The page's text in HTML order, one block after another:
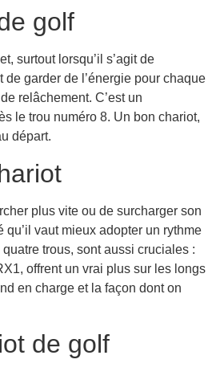
golf
surtout lorsqu’il s’agit de
garder de l’énergie pour chaque
relâchement. C’est un
le trou numéro 8. Un bon chariot,
départ.
plus vite ou de surcharger son
vaut mieux adopter un rythme
trous, sont aussi cruciales :
offrent un vrai plus sur les longs
en charge et la façon dont on
de golf